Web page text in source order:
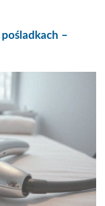
–